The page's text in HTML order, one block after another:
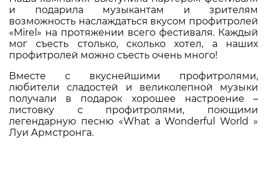
и подарила музыкантам и зрителям
возможность наслаждаться вкусом профитролей
«Mirel» на протяжении всего фестиваля. Каждый
мог съесть столько, сколько хотел, а наших
профитролей можно съесть очень много!
Вместе с вкуснейшими профитролями,
любители сладостей и великолепной музыки
получали в подарок хорошее настроение –
листовку с профитролями, поющими
легендарную песню «What a Wonderful World »
Луи Армстронга.